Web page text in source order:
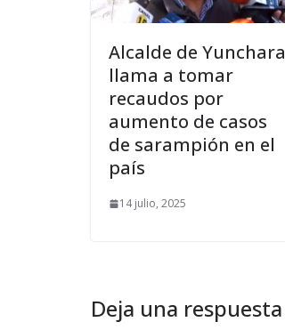
Alcalde de Yunchara
llama a tomar
recaudos por
aumento de casos
de sarampión en el
país
14 julio, 2025
Deja una respuesta